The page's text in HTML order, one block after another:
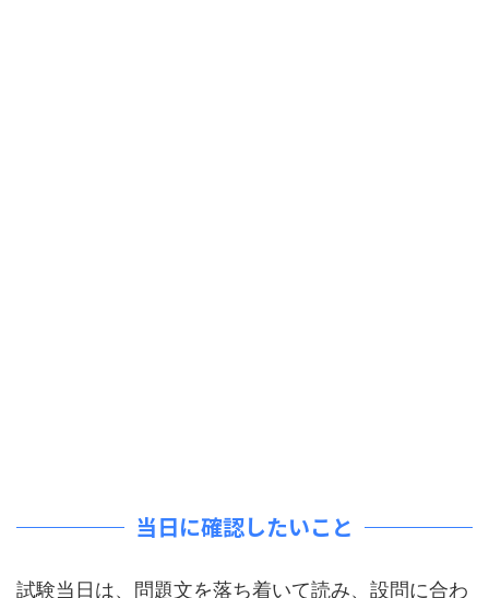
当日に確認したいこと
試験当日は、問題文を落ち着いて読み、設問に合わ